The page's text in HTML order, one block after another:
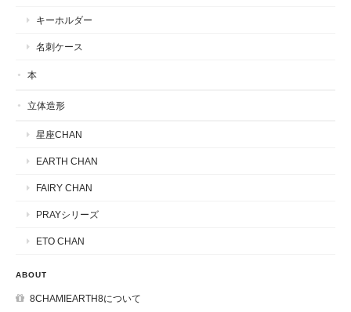
キーホルダー
名刺ケース
本
立体造形
星座CHAN
EARTH CHAN
FAIRY CHAN
PRAYシリーズ
ETO CHAN
ABOUT
8CHAMIEARTH8について